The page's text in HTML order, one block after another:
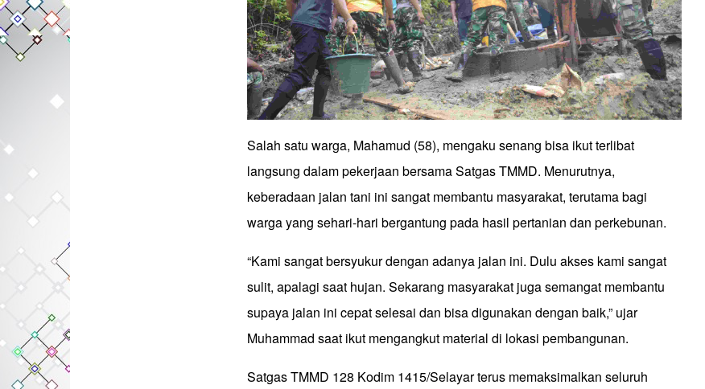
Salah satu warga, Mahamud (58), mengaku senang bisa ikut terlibat
langsung dalam pekerjaan bersama Satgas TMMD. Menurutnya,
keberadaan jalan tani ini sangat membantu masyarakat, terutama bagi
warga yang sehari-hari bergantung pada hasil pertanian dan perkebunan.
“Kami sangat bersyukur dengan adanya jalan ini. Dulu akses kami sangat
sulit, apalagi saat hujan. Sekarang masyarakat juga semangat membantu
supaya jalan ini cepat selesai dan bisa digunakan dengan baik,” ujar
Muhammad saat ikut mengangkut material di lokasi pembangunan.
Satgas TMMD 128 Kodim 1415/Selayar terus memaksimalkan seluruh